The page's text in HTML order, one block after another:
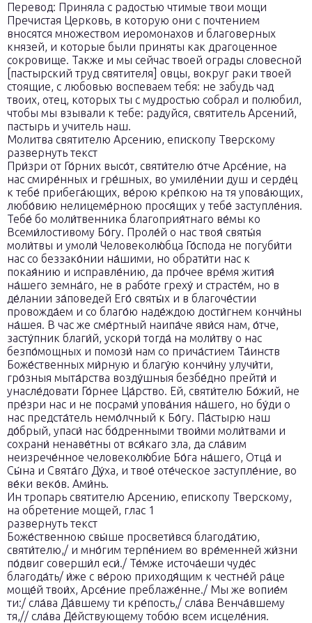
Перевод: Приняла с радостью чтимые твои мощи
Пречистая Церковь, в которую они с почтением
вносятся множеством иеромонахов и благоверных
князей, и которые были приняты как драгоценное
сокровище. Также и мы сейчас твоей ограды словесной
[пастырский труд святителя] овцы, вокруг раки твоей
стоящие, с любовью воспеваем тебя: не забудь чад
твоих, отец, которых ты с мудростью собрал и полюбил,
чтобы мы взывали к тебе: радуйся, святитель Арсений,
пастырь и учитель наш.
Молитва святителю Арсению, епископу Тверскому
развернуть текст
При́зри от Го́рних высо́т, святи́телю о́тче Арсе́ние, на
нас смире́нных и гре́шных, во умиле́нии душ и серде́ц
к тебе́ прибега́ющих, ве́рою кре́пкою на тя упова́ющих,
любо́вию нелицеме́рною прося́щих у тебе́ заступле́ния.
Тебе́ бо моли́твенника благоприя́тнаго ве́мы ко
Всеми́лостивому Бо́гу. Проле́й о нас твоя́ святы́я
моли́твы и умоли́ Человеколю́бца Го́спода не погуби́ти
нас со беззако́нии на́шими, но обрати́ти нас к
покая́нию и исправле́нию, да про́чее вре́мя жития́
на́шего земна́го, не в рабо́те греху́ и страсте́м, но в
де́лании за́поведей Его́ святы́х и в благоче́стии
провожда́ем и со благо́ю наде́ждою дости́гнем кончи́ны
на́шея. В час же сме́ртный наипа́че яви́ся нам, о́тче,
засту́пник благи́й, ускори́ тогда́ на моли́тву о нас
безпо́мощных и помози́ нам со прича́стием Та́инств
Боже́ственных ми́рную и благу́ю кончи́ну улучи́ти,
гро́зныя мыта́рства возду́шныя безбе́дно прейти́ и
унасле́довати Го́рнее Ца́рство. Ей, святи́телю Бо́жий, не
пре́зри нас и не посрами́ упова́ния на́шего, но бу́ди о
нас предста́тель немо́лчный к Бо́гу. Па́стырю наш
до́брый, упаси́ нас бо́дренными твои́ми моли́твами и
сохрани́ ненаве́тны от вся́каго зла, да сла́вим
неизрече́нное человеколю́бие Бо́га на́шего, Отца́ и
Сы́на и Свята́го Ду́ха, и твое́ оте́ческое заступле́ние, во
ве́ки веко́в. Ами́нь.
Ин тропарь святителю Арсению, епископу Тверскому,
на обретение мощей, глас 1
развернуть текст
Боже́ственною свы́ше просвети́вся благода́тию,
святи́телю,/ и мно́гим терпе́нием во вре́менней жи́зни
по́двиг соверши́л еси́./ Те́мже источа́еши чуде́с
благода́ть/ и́же с ве́рою приходя́щим к честне́й ра́це
моще́й твои́х, Арсе́ние преблаже́нне./ Мы же вопие́м
ти:/ сла́ва Да́вшему ти кре́пость,/ сла́ва Венча́вшему
тя,// сла́ва Де́йствующему тобо́ю всем исцеле́ния.